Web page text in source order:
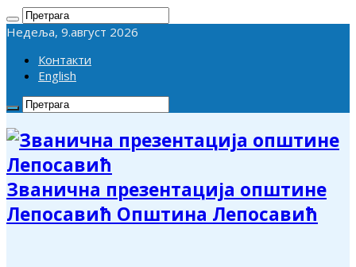
Недеља, 9.август 2026
Контакти
English
Званична презентација општине
Лепосавић Општина Лепосавић